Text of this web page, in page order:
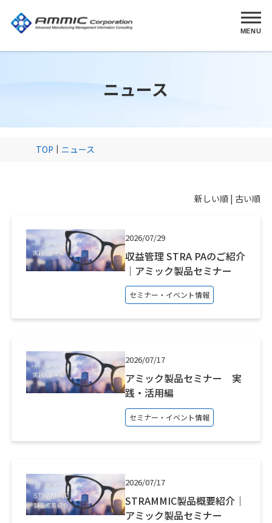
MENU
ニュース
TOP ニュース
新しい順 | 古い順
2026/07/29
収益管理 STRA PAのご紹介
｜アミック製品セミナー
セミナー・イベント情報
2026/07/17
アミック製品セミナー 実
践・活用編
セミナー・イベント情報
2026/07/17
STRAMMIC製品概要紹介｜
アミック製品セミナー